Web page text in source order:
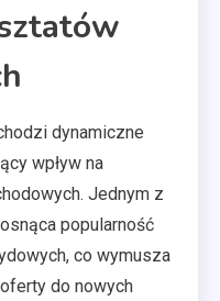
dynamiczne
wpływ na
Jednym z
popularność
co wymusza
do nowych